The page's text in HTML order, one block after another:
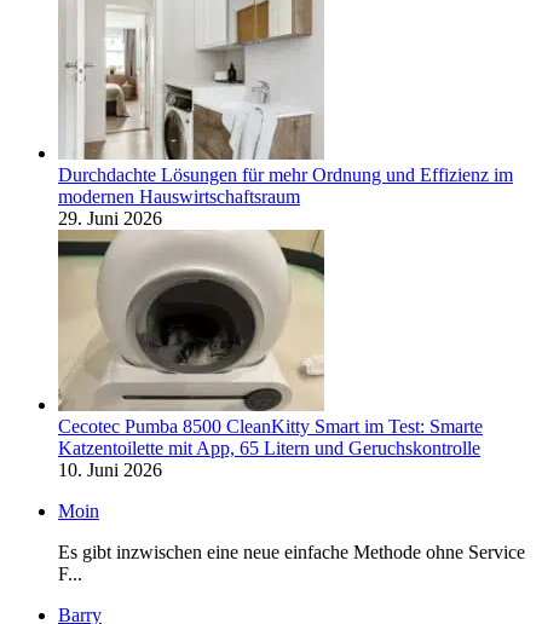
Durchdachte Lösungen für mehr Ordnung und Effizienz im
modernen Hauswirtschaftsraum
29. Juni 2026
Cecotec Pumba 8500 CleanKitty Smart im Test: Smarte
Katzentoilette mit App, 65 Litern und Geruchskontrolle
10. Juni 2026
Moin
Es gibt inzwischen eine neue einfache Methode ohne Service
F...
Barry